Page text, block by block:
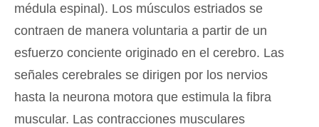
médula espinal). Los músculos estriados se
contraen de manera voluntaria a partir de un
esfuerzo conciente originado en el cerebro. Las
señales cerebrales se dirigen por los nervios
hasta la neurona motora que estimula la fibra
muscular. Las contracciones musculares